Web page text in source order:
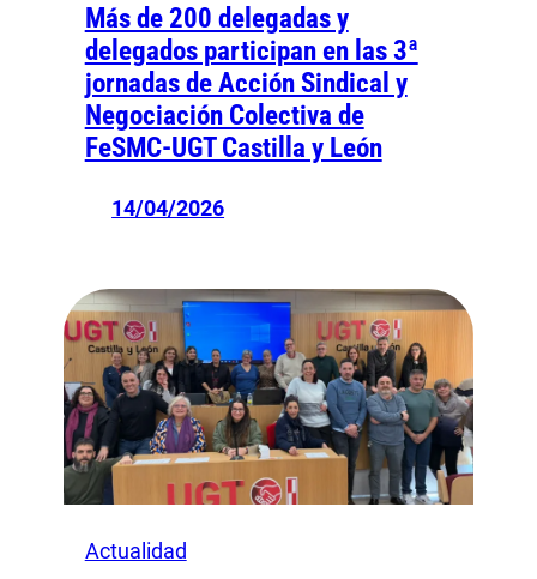
Más de 200 delegadas y
delegados participan en las 3ª
jornadas de Acción Sindical y
Negociación Colectiva de
FeSMC-UGT Castilla y León
14/04/2026
Actualidad